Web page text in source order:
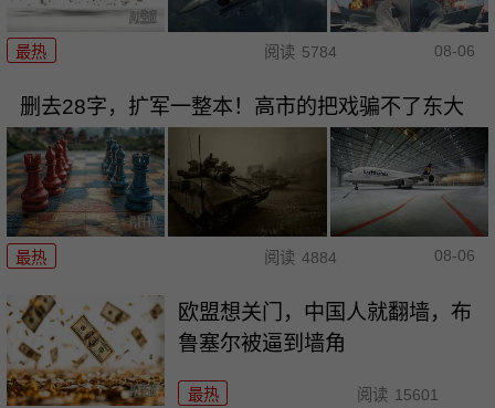
最热 阅读 5784 08-06
删去28字，扩军一整本！高市的把戏骗不了东大
最热 阅读 4884 08-06
欧盟想关门，中国人就翻墙，布
鲁塞尔被逼到墙角
最热 阅读 15601